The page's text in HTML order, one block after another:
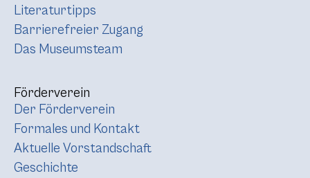
Literaturtipps
Barrierefreier Zugang
Das Museumsteam
Förderverein
Der Förderverein
Formales und Kontakt
Aktuelle Vorstandschaft
Geschichte